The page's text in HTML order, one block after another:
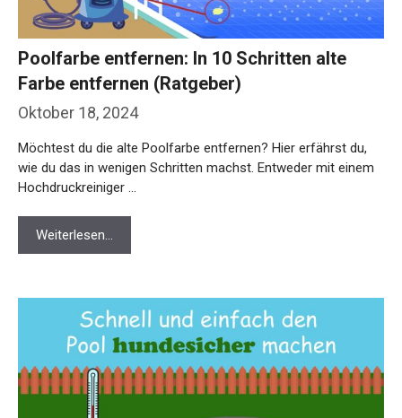
Oktober 18, 2024
Poolfarbe entfernen: In 10 Schritten alte
Farbe entfernen (Ratgeber)
Möchtest du die alte Poolfarbe entfernen? Hier erfährst du,
wie du das in wenigen Schritten machst. Entweder mit einem
Hochdruckreiniger …
Weiterlesen…